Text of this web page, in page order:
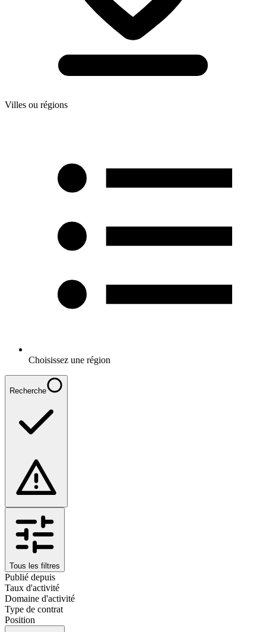
Villes ou régions
Choisissez une région
Recherche
Tous les filtres
Publié depuis
Taux d'activité
Domaine d'activité
Type de contrat
Position